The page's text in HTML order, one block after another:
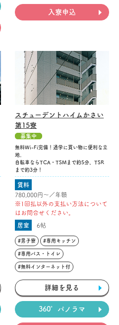
入寮申込
スチューデントハイムかさい
第15寮
募集中
無料Wi-Fi完備！通学に買い物に便利な立
地。
自転車ならTCA・TSMまで約5分、TSR
まで約3分！
賃料
780,000円〜／年額
※1回払以外の支払い方法について
はお問合せください。
居室 6帖
#男子寮 #専用キッチン
#専用バス・トイレ
#無料インターネット付
詳細を見る
360°パノラマ